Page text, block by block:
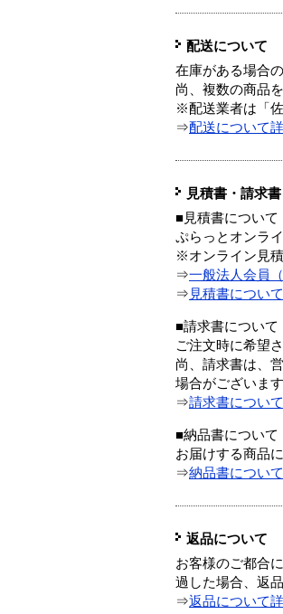
配送について
在庫がある場合
尚、複数の商品
※配送業者は「
⇒配送について
見積書・請求
■見積書について
ぷらっとオンラ
※オンライン見
⇒一般法人会員
⇒ 見積書につい
■請求書について
ご注文時に希望
尚、請求書は、
場合がございます
⇒請求書につい
■納品書について
お届けする商品
⇒納品書につい
返品について
お客様のご都合
過した場合、返
⇒返品について